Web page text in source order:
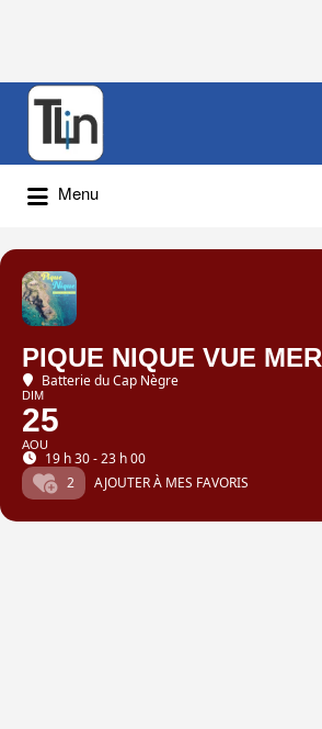
Rechercher
Menu
PIQUE NIQUE VUE MER
Batterie du Cap Nègre
DIM
25
AOU
19 h 30 - 23 h 00
2
AJOUTER À MES FAVORIS